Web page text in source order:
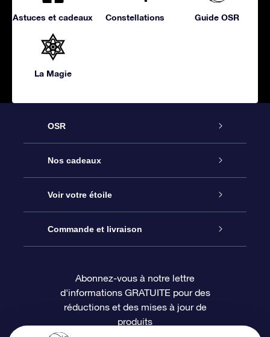
Astuces et cadeaux Constellations Guide OSR
La Magie
OSR
Service
À propos de l’OSR
Nous contacter
Questions fréquemment posées
Revues
Nos cadeaux
Cadeau d’étoile en ligne
Coffret cadeau OSR
Carte cadeau OSR
Voir votre étoile
Registre des étoiles
Page d’accueil personnalisée
Commande et livraison
Informations de paiement
Informations d’expédition
Abonnez-vous à notre lettre
d'informations GRATUITE pour des
réductions et des mises à jour de
produits